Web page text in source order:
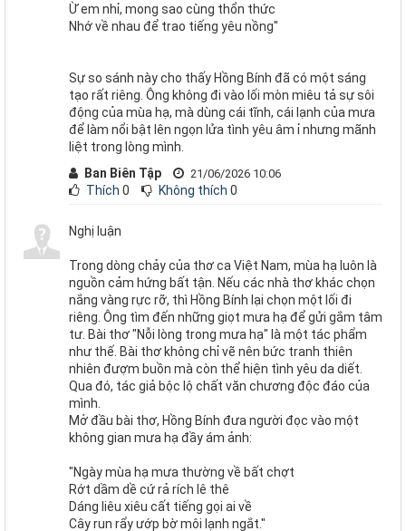
Ừ em nhỉ, mong sao cùng thổn thức
Nhớ về nhau để trao tiếng yêu nồng"
Sự so sánh này cho thấy Hồng Bính đã có một sáng
tạo rất riêng. Ông không đi vào lối mòn miêu tả sự sôi
động của mùa hạ, mà dùng cái tĩnh, cái lạnh của mưa
để làm nổi bật lên ngọn lửa tình yêu âm ỉ nhưng mãnh
liệt trong lòng mình.
Ban Biên Tập
21/06/2026 10:06
Thích 0 Không thích 0
Nghị luận
Trong dòng chảy của thơ ca Việt Nam, mùa hạ luôn là
nguồn cảm hứng bất tận. Nếu các nhà thơ khác chọn
nắng vàng rực rỡ, thì Hồng Bính lại chọn một lối đi
riêng. Ông tìm đến những giọt mưa hạ để gửi gắm tâm
tư. Bài thơ "Nỗi lòng trong mưa hạ" là một tác phẩm
như thế. Bài thơ không chỉ vẽ nên bức tranh thiên
nhiên đượm buồn mà còn thể hiện tình yêu da diết.
Qua đó, tác giả bộc lộ chất văn chương độc đáo của
mình.
Mở đầu bài thơ, Hồng Bính đưa người đọc vào một
không gian mưa hạ đầy ám ảnh:
"Ngày mùa hạ mưa thường về bất chợt
Rớt dầm dề cứ rả rích lê thê
Dáng liêu xiêu cất tiếng gọi ai về
Cây run rẩy ướp bờ môi lạnh ngắt."